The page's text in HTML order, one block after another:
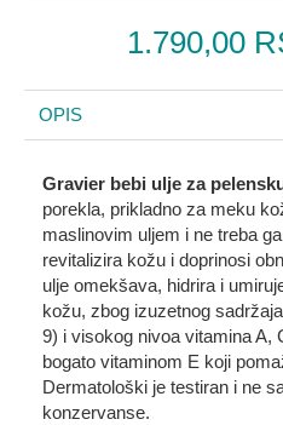
1.790,00
OPIS
Gravier bebi ulje za
porekla, prikladno za meku
maslinovim uljem i ne treba
revitalizira kožu i doprinosi
ulje omekšava, hidrira i
kožu, zbog izuzetnog
9) i visokog nivoa vitamina A,
bogato vitaminom E koji
Dermatološki je testiran i ne
konzervanse.